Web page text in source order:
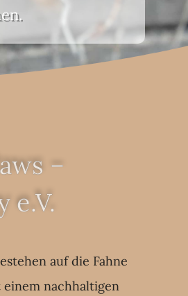
–
e.V.
auf die Fahne
nachhaltigen